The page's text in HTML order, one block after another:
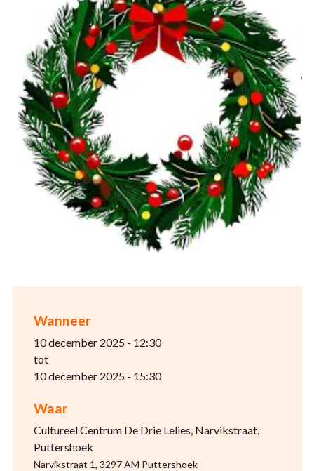
Wanneer
10 december 2025 - 12:30
tot
10 december 2025 - 15:30
Waar
Cultureel Centrum De Drie Lelies, Narvikstraat,
Puttershoek
Narvikstraat 1, 3297 AM Puttershoek